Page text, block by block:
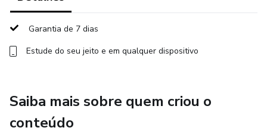
repertório do que imagina, o que fazer até o Enem em 6
passos, um checklist de autoavaliação, uma aula explicando
telegram até o Enem.
Garantia de 7 dias
Estude do seu jeito e em qualquer dispositivo
Saiba mais sobre quem criou o
conteúdo